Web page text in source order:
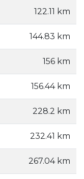
122.11 km
144.83 km
156 km
156.44 km
228.2 km
232.41 km
267.04 km